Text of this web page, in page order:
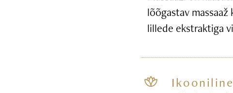
lõõgastav
lillede ekstraktiga